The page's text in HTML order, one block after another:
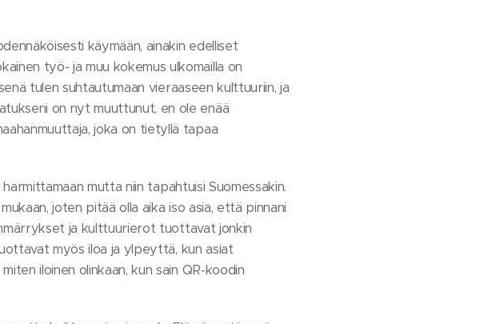
käymään, ainakin edelliset
työ- ja muu kokemus ulkomailla on
tulen suhtautumaan vieraaseen kulttuuriin, ja
on nyt muuttunut, en ole enää
joka on tietyllä tapaa
mutta niin tapahtuisi Suomessakin.
joten pitää olla aika iso asia, että pinnani
ja kulttuurierot tuottavat jonkin
myös iloa ja ylpeyttä, kun asiat
iloinen olinkaan, kun sain QR-koodin